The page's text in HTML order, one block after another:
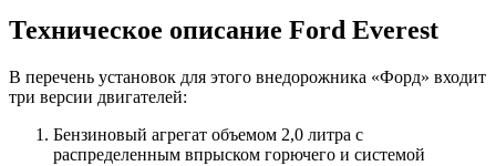
Техническое описание Ford Everest
В перечень установок для этого внедорожника «Форд» входит
три версии двигателей:
Бензиновый агрегат объемом 2,0 литра с
распределенным впрыском горючего и системой